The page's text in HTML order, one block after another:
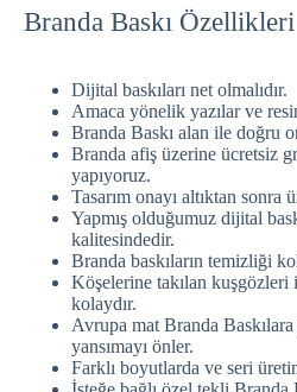
Branda Baskı Özellikleri
Dijital baskıları net olmalıdır.
Amaca yönelik yazılar ve
Branda Baskı alan ile doğru
Branda afiş üzerine ücretsiz
yapıyoruz.
Tasarım onayı altıktan sonra
Yapmış olduğumuz dijital
kalitesindedir.
Branda baskıların temizliği
Köşelerine takılan kuşgözleri
kolaydır.
Avrupa mat Branda Baskılara
yansımayı önler.
Farklı boyutlarda ve seri